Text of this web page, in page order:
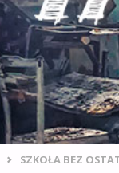
SZKOŁA BEZ